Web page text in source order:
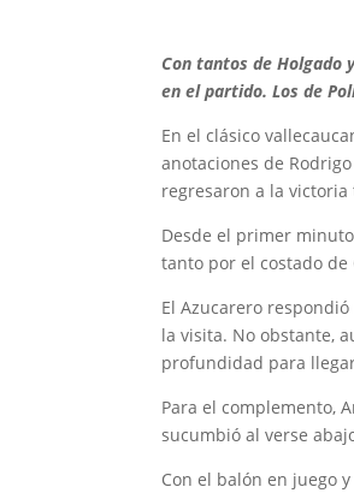
Con tantos de Holgado
en el partido. Los de
En el clásico
anotaciones de
regresaron a la
Desde el primer
tanto por el costado
El Azucarero
la visita. No obstante,
profundidad para
Para el complemento,
sucumbió al verse
Con el balón en juego